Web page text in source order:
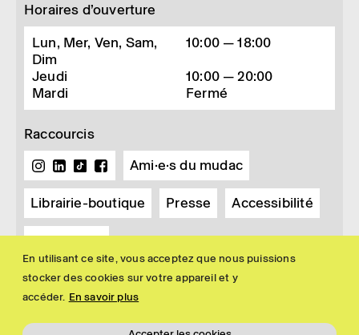
En utilisant ce site, vous acceptez que nous puissions
stocker des cookies sur votre appareil et y
accéder. En savoir plus
Horaires d’ouverture
Lun, Mer, Ven, Sam,
Dim
10:00 — 18:00
Jeudi
10:00 — 20:00
Mardi
Fermé
Raccourcis
Ami·e·s du mudac
Librairie-boutique Presse Accessibilité
Newsletter